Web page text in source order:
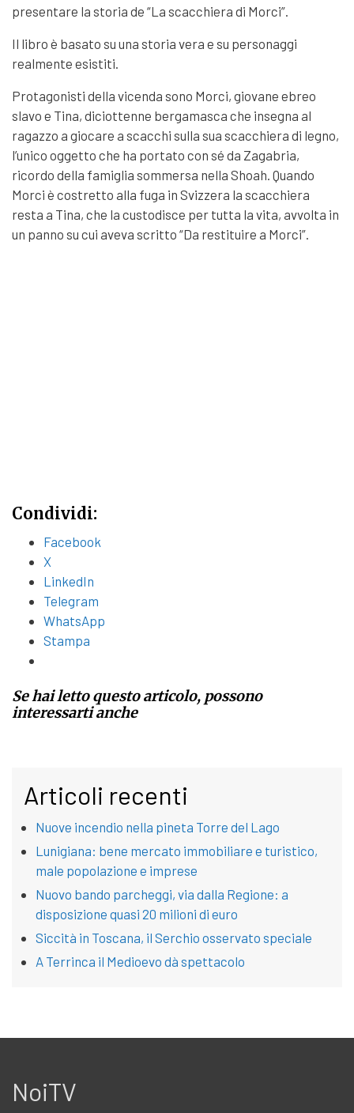
presentare la storia de “La scacchiera di Morci”.
Il libro è basato su una storia vera e su personaggi
realmente esistiti.
Protagonisti della vicenda sono Morci, giovane ebreo
slavo e Tina, diciottenne bergamasca che insegna al
ragazzo a giocare a scacchi sulla sua scacchiera di legno,
l’unico oggetto che ha portato con sé da Zagabria,
ricordo della famiglia sommersa nella Shoah. Quando
Morci è costretto alla fuga in Svizzera la scacchiera
resta a Tina, che la custodisce per tutta la vita, avvolta in
un panno su cui aveva scritto “Da restituire a Morci”.
Condividi:
Facebook
X
LinkedIn
Telegram
WhatsApp
Stampa
Se hai letto questo articolo, possono
interessarti anche
Articoli recenti
Nuove incendio nella pineta Torre del Lago
Lunigiana: bene mercato immobiliare e turistico,
male popolazione e imprese
Nuovo bando parcheggi, via dalla Regione: a
disposizione quasi 20 milioni di euro
Siccità in Toscana, il Serchio osservato speciale
A Terrinca il Medioevo dà spettacolo
NoiTV